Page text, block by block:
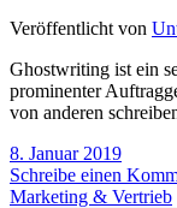
Veröffentlicht von
Ghostwriting ist ein
prominenter
von anderen
8. Januar 2019
Schreibe einen
Marketing & Vertrieb